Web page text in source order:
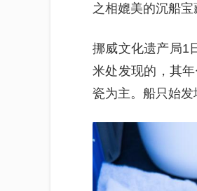
之相媲美的沉船宝
挪威文化遗产局1
米处发现的，其
瓷为主。船只始发